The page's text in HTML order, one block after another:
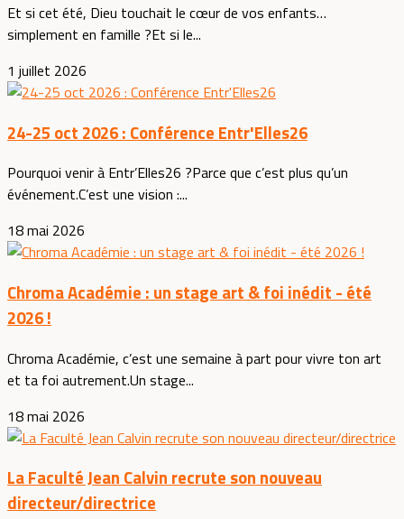
Et si cet été, Dieu touchait le cœur de vos enfants…
simplement en famille ?Et si le...
1 juillet 2026
24-25 oct 2026 : Conférence Entr'Elles26
Pourquoi venir à Entr’Elles26 ?Parce que c’est plus qu’un
événement.C’est une vision :...
18 mai 2026
Chroma Académie : un stage art & foi inédit - été
2026 !
Chroma Académie, c’est une semaine à part pour vivre ton art
et ta foi autrement.Un stage...
18 mai 2026
La Faculté Jean Calvin recrute son nouveau
directeur/directrice